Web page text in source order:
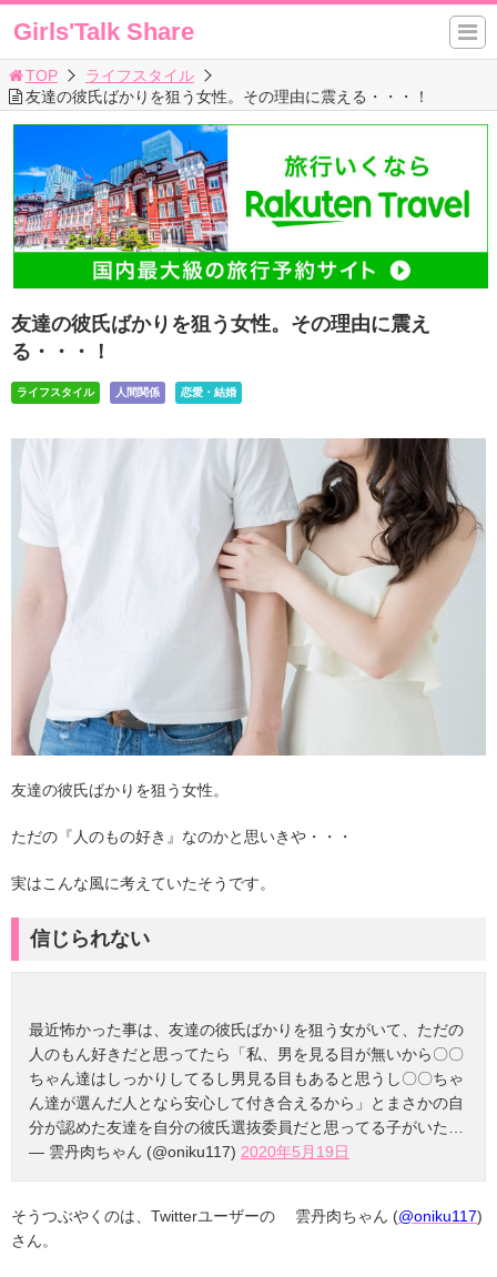
Girls'Talk Share
TOP
ライフスタイル
友達の彼氏ばかりを狙う女性。その理由に震える・・・！
友達の彼氏ばかりを狙う女性。その理由に震え
る・・・！
ライフスタイル 人間関係 恋愛・結婚
友達の彼氏ばかりを狙う女性。
ただの『人のもの好き』なのかと思いきや・・・
実はこんな風に考えていたそうです。
信じられない
最近怖かった事は、友達の彼氏ばかりを狙う女がいて、ただの
人のもん好きだと思ってたら「私、男を見る目が無いから〇〇
ちゃん達はしっかりしてるし男見る目もあると思うし〇〇ちゃ
ん達が選んだ人となら安心して付き合えるから」とまさかの自
分が認めた友達を自分の彼氏選抜委員だと思ってる子がいた…
— 雲丹肉ちゃん (@oniku117) 2020年5月19日
そうつぶやくのは、Twitterユーザーの 雲丹肉ちゃん (@oniku117)
さん。